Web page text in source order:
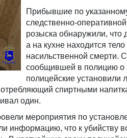
Прибывшие по
следственно-
розыска обнаружили, что
а на кухне находится
насильственной смерти.
сообщившей в полицию о
полицейские установили
спиртными
один.
мероприятия по
информацию, что к убийству